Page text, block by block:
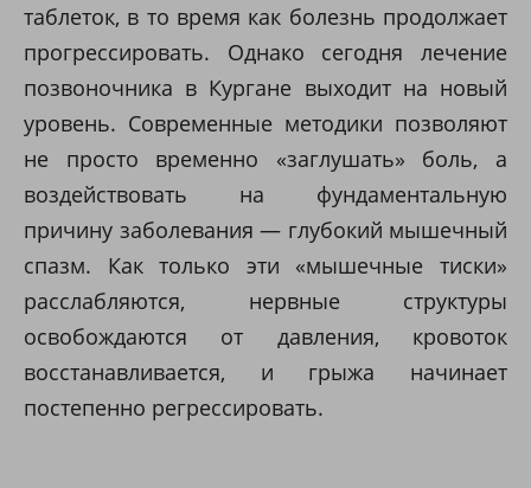
таблеток, в то время как болезнь продолжает
прогрессировать. Однако сегодня лечение
позвоночника в Кургане выходит на новый
уровень. Современные методики позволяют
не просто временно «заглушать» боль, а
воздействовать на фундаментальную
причину заболевания — глубокий мышечный
спазм. Как только эти «мышечные тиски»
расслабляются, нервные структуры
освобождаются от давления, кровоток
восстанавливается, и грыжа начинает
постепенно регрессировать.